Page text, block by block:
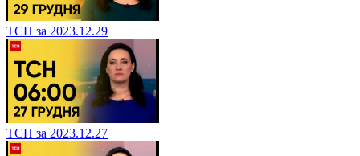
ТСН за 2023.12.29
ТСН за 2023.12.27